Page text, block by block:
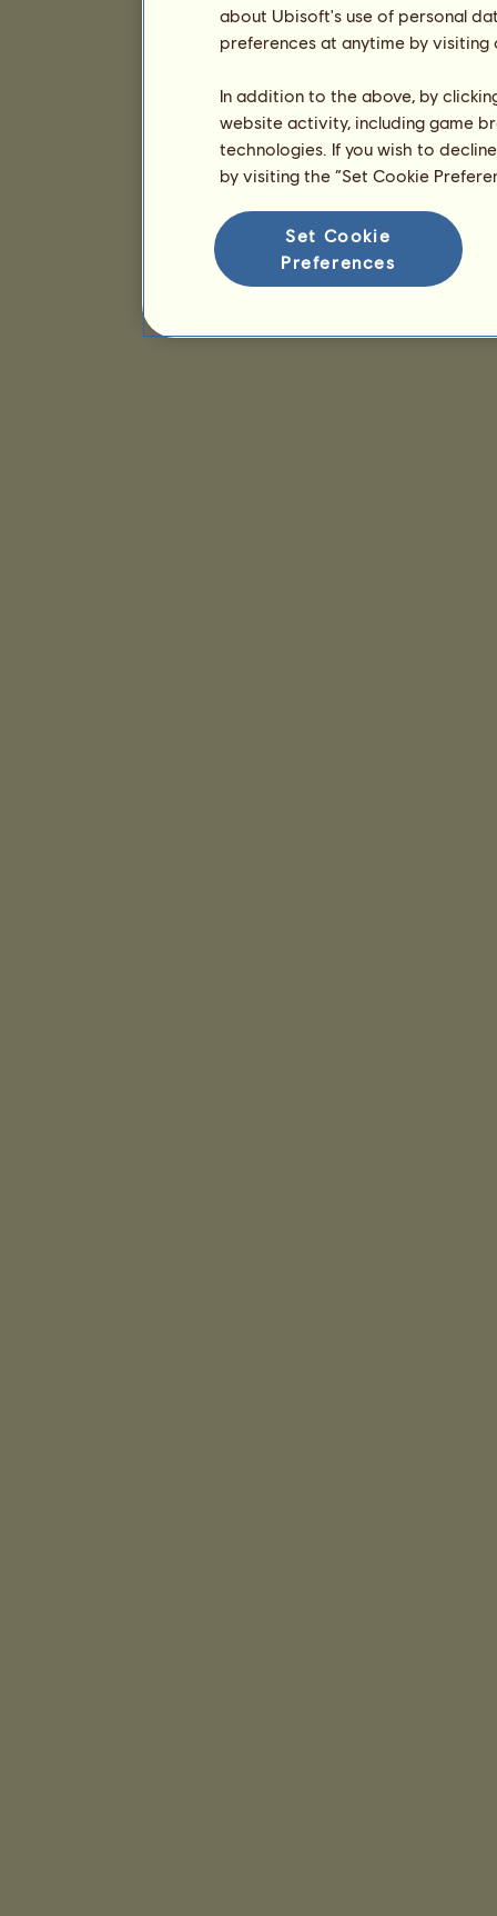
about Ubisoft's use of personal
preferences at anytime by
In addition to the above, by
website activity, including game
technologies. If you wish to
by visiting the “Set Cookie
Set Cookie
Preferences